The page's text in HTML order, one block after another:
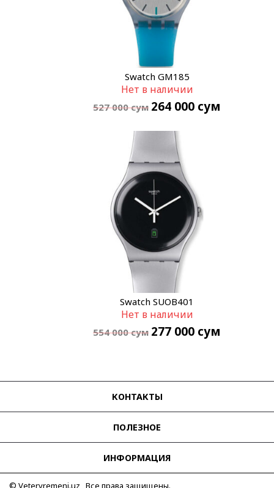
Swatch GM185
Нет в наличии
527 000сум 264 000 сум
Swatch SUOB401
Нет в наличии
554 000сум 277 000 сум
КОНТАКТЫ
ПОЛЕЗНОЕ
ИНФОРМАЦИЯ
© Vetervremeni.uz Все права защищены.